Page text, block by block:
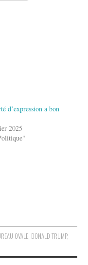
d’expression a bon
2025
OVALE, DONALD TRUMP,